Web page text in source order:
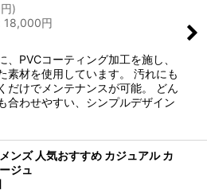
絞り込む
円)
18,000円
、PVCコーティング加工を施し、
素材を使用しています。 汚れにも
だけでメンテナンスが可能。 どん
合わせやすい、シンプルデザイン
ンズ 人気おすすめ カジュアル カ
ジュ